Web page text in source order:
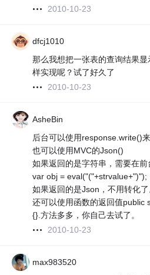
2010-10-23
dfcj1010
那么我想把一张表的查询结果
样实现呢？试了好久了
2010-10-23
AsheBin
后台可以使用response.write()来
也可以使用MVC的Json()
如果返回的是字符串，需要在
var obj = eval("("+strvalue+")");
如果返回的是Json，不用转化了
还可以使用函数的返回值public
{}.方法多多，你自己去试了。
2010-10-23
max983520